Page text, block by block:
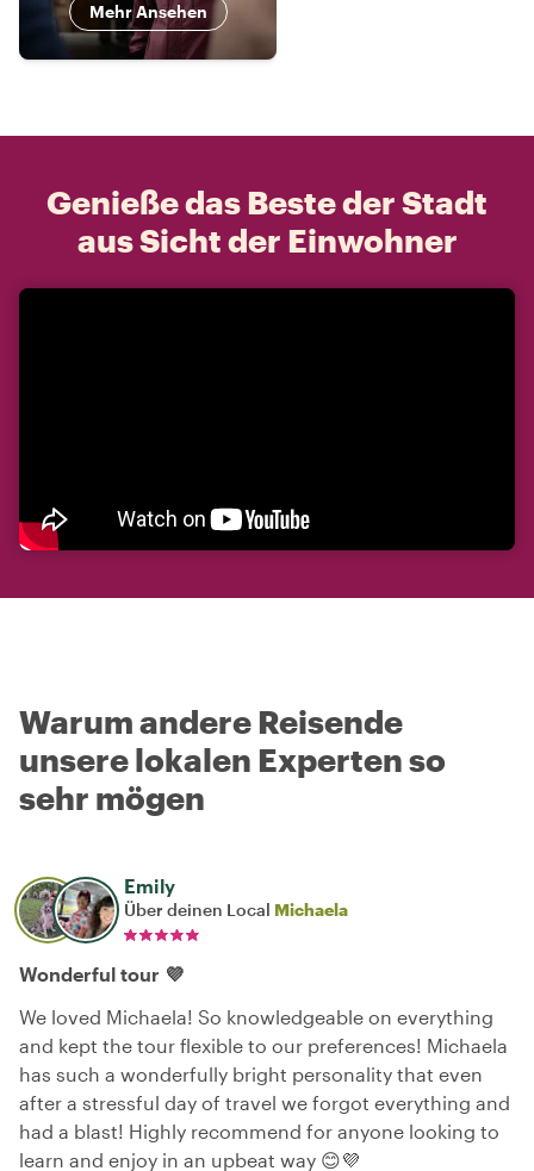
Mehr Ansehen
Genieße das Beste der Stadt
aus Sicht der Einwohner
Warum andere Reisende
unsere lokalen Experten so
sehr mögen
Emily
Über deinen Local Michaela
Wonderful tour 💜
We loved Michaela! So knowledgeable on everything
and kept the tour flexible to our preferences! Michaela
has such a wonderfully bright personality that even
after a stressful day of travel we forgot everything and
had a blast! Highly recommend for anyone looking to
learn and enjoy in an upbeat way 😊💜